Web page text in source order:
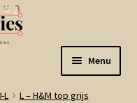
Menu
L
L – H&M top grijs